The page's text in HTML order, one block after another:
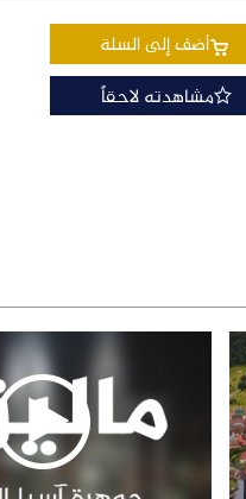
أضف إلى السلة
مشاهدته لاحقاً